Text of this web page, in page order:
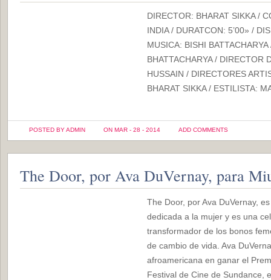
DIRECTOR: BHARAT SIKKA /
INDIA / DURATCON: 5’00» /
MUSICA: BISHI
BHATTACHARYA / DIRECTOR
HUSSAIN / DIRECTORES
BHARAT SIKKA / ESTILISTA:
POSTED BY ADMIN ON MAR - 28 - 2014 ADD COMMENTS
The Door, por Ava DuVernay, para
The Door, por Ava DuVernay,
dedicada a la mujer y es una
transformador de los bonos
de cambio de vida. Ava
afroamericana en ganar el
Festival de Cine de Sundance,